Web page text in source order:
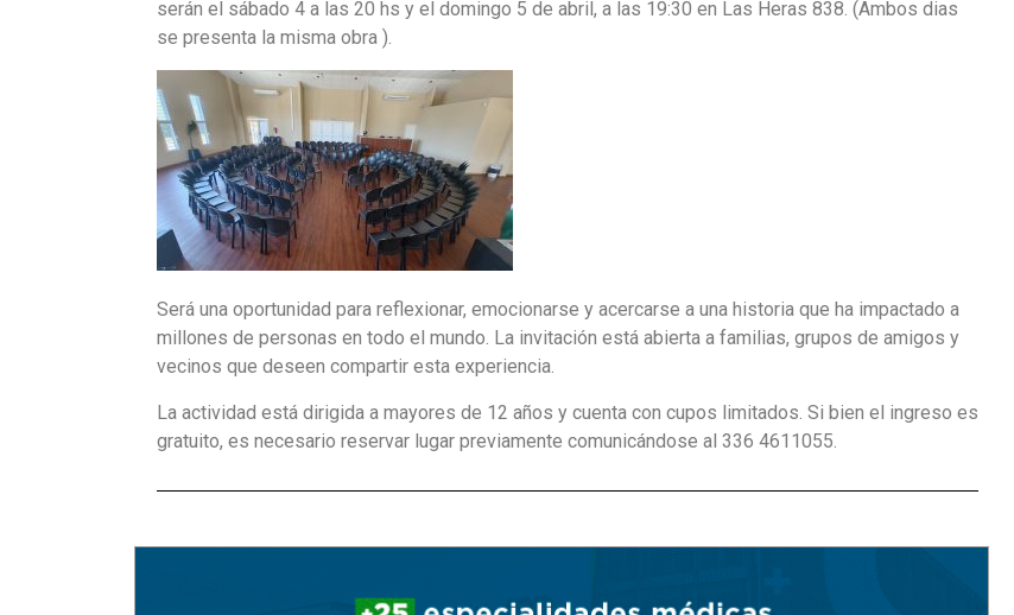
serán el sábado 4 a las 20 hs y el domingo 5 de abril, a las 19:30 en Las Heras 838. (Ambos dias
se presenta la misma obra ).
Será una oportunidad para reflexionar, emocionarse y acercarse a una historia que ha impactado a
millones de personas en todo el mundo. La invitación está abierta a familias, grupos de amigos y
vecinos que deseen compartir esta experiencia.
La actividad está dirigida a mayores de 12 años y cuenta con cupos limitados. Si bien el ingreso es
gratuito, es necesario reservar lugar previamente comunicándose al 336 4611055.